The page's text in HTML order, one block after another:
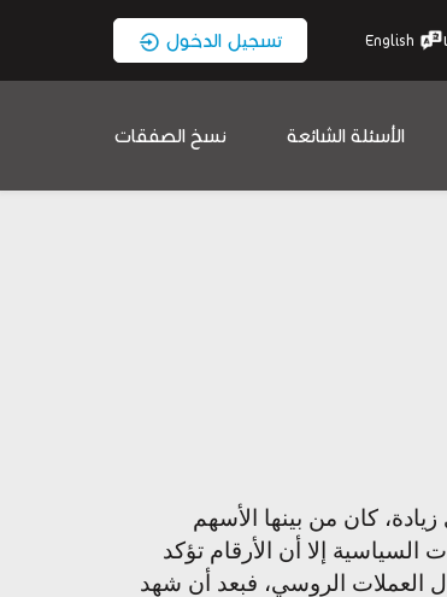
English تسجيل الدخول
الأسئلة الشائعة نسخ الصفقات
فئات الأصول الأخرى زيادة، كان من بينها الأسهم
إلا أن الأرقام تؤكد
العملات الروسي، فبعد أن شهد